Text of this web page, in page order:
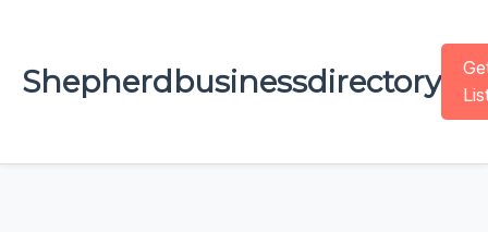
Shepherdbusinessdirectory